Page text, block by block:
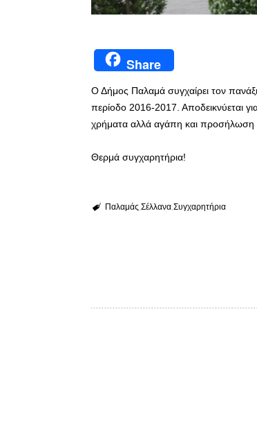
Share
Ο Δήμος Παλαμά συγχαίρει τον
περίοδο 2016-2017. Αποδεικνύεται
χρήματα αλλά αγάπη και προσήλωση
Θερμά συγχαρητήρια!
Παλαμάς Σέλλανα Συγχαρητήρια